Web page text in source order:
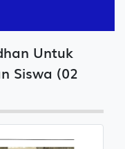
Untuk
Siswa (02